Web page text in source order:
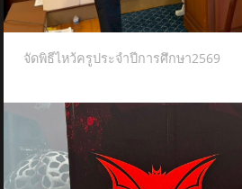
จัดพิธีไหว้ครูประจำปีการศึกษา2569